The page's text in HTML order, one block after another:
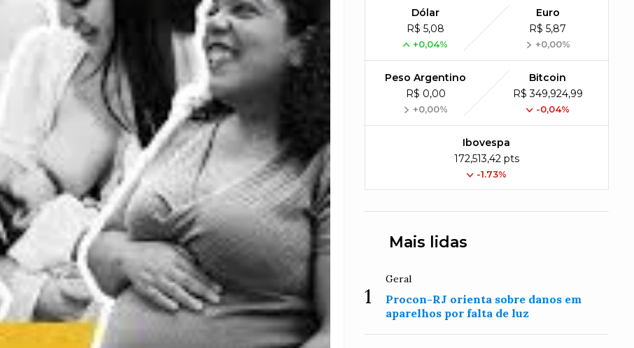
Dólar
R$ 5,08
+0,04%
Euro
R$ 5,87
+0,00%
Peso Argentino
R$ 0,00
+0,00%
Bitcoin
R$ 349,924,99
-0,04%
Ibovespa
172,513,42 pts
-1.73%
Mais lidas
1
Geral
Procon-RJ orienta sobre danos em
aparelhos por falta de luz